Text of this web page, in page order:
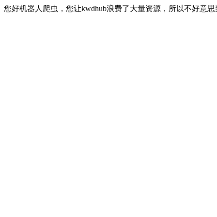
您好机器人爬虫，您让kwdhub浪费了大量资源，所以不好意